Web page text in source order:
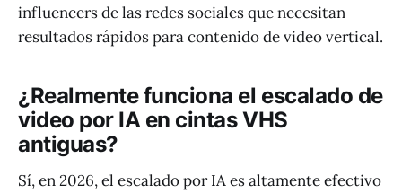
influencers de las redes sociales que necesitan
resultados rápidos para contenido de video vertical.
¿Realmente funciona el escalado de
video por IA en cintas VHS
antiguas?
Sí, en 2026, el escalado por IA es altamente efectivo